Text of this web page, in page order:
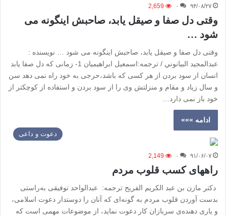
۹۴/۰۸/۲۷ ۰ 2,659
وقتی دل صفا و صیقل یابد، صاحبش اینگونه می
شود …
وقتی دل صفا و صیقل یابد، صاحبش اینگونه می شود … نویسنده :
عبدالمجيد البيانوني / ترجمه:اسمعیل ابراهیمیان 1- زمانی که دل صفا یابد
انسان از سود بردن از هر کسی که باشد،حرجی به خود راه نمی دهد سن
و سال زیاد و مقام و منزلتش وی را از سود بردن و استفاده از کوچکتر از
خود باز نمی دارد…
ادامه »»»
دعوت و داعی
۹۱/۰۶/۰۷ ۰ 2,149
راههای کسب قلوب مردم
دكتر مازن بن عبد الكريم الفريح ترجمه: عبدالواحد توفیقی به‌راستی
بدست آوردن قلوب مردم به گونه‌ای که آنان را دوستدار دعوت اسلامی،
و یاری دهنده‌ی سربازان کار دعوت نماید، از موضوعات مهمی است که